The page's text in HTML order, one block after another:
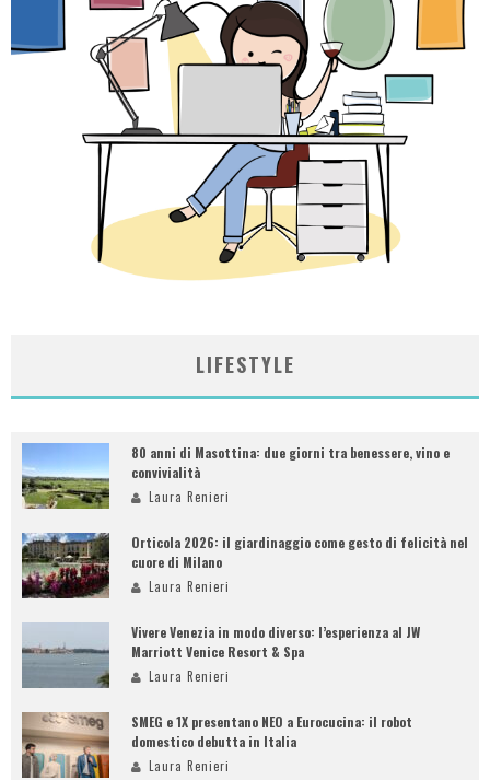
LIFESTYLE
80 anni di Masottina: due giorni tra benessere, vino e
convivialità
Laura Renieri
Orticola 2026: il giardinaggio come gesto di felicità nel
cuore di Milano
Laura Renieri
Vivere Venezia in modo diverso: l’esperienza al JW
Marriott Venice Resort & Spa
Laura Renieri
SMEG e 1X presentano NEO a Eurocucina: il robot
domestico debutta in Italia
Laura Renieri